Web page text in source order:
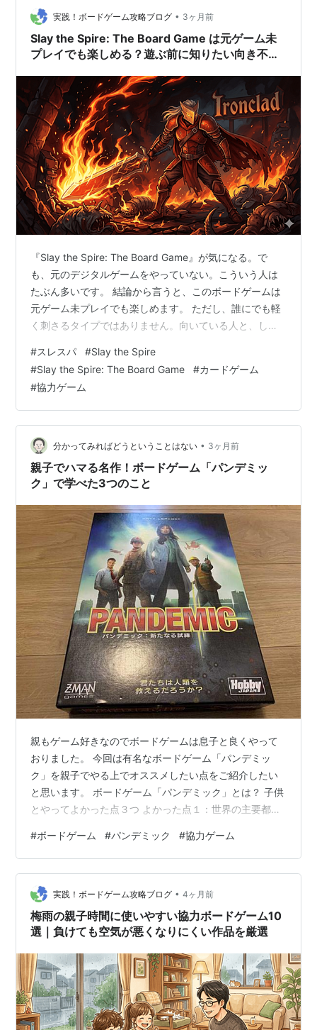
実践！ボードゲーム攻略ブログ • 3ヶ月前
Slay the Spire: The Board Game は元ゲーム未
プレイでも楽しめる？遊ぶ前に知りたい向き不向
『Slay the Spire: The Board Game』が気になる。で
も、元のデジタルゲームをやっていない。こういう人は
たぶん多いです。 結論から言うと、このボードゲームは
元ゲーム未プレイでも楽しめます。 ただし、誰にでも軽
く刺さるタイプではありません。向いている人と、しん
事では、まず元の『Slay the Spire』がどんな作品かを軽
く整理してから、ボードゲーム版が未プレイ勢でも楽し
める理由と、買う前に知っておきたい注意点をまとめま
す。 『Slay the Spire』ってそもそもどんなゲーム？ リ
ンク 元の『Slay the Sp…
#スレスパ #Slay the Spire
#Slay the Spire: The Board Game #カードゲーム
#協力ゲーム
分かってみればどうということはない • 3ヶ月前
親子でハマる名作！ボードゲーム「パンデミッ
ク」で学べた3つのこと
親もゲーム好きなのでボードゲームは息子と良くやって
おりました。 今回は有名なボードゲーム「パンデミッ
ク」を親子でやる上でオススメしたい点をご紹介したい
と思います。 ボードゲーム「パンデミック」とは？ 子供
とやってよかった点３つ よかった点１：世界の主要都市
なので親も本領発揮できる！ よかった点３：選択肢が多
いので現状を見てベスト解を考える癖がつく！ おわりに
ボードゲーム「パンデミック」とは？ 舞台は地球。 何種
類ものウィルスが人類を滅ぼそうとしている中で、医療
チームの一員として世界中を飛び回り知恵を出してウィ
ルスと戦うボードゲームです。 ボ…
#ボードゲーム #パンデミック #協力ゲーム
実践！ボードゲーム攻略ブログ • 4ヶ月前
梅雨の親子時間に使いやすい協力ボードゲーム10
選｜負けても空気が悪くなりにくい作品を厳選